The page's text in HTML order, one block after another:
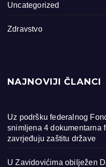
Uncategorized
Zdravstvo
NAJNOVIJI ČLANCI
Uz podršku federalnog
snimljena 4 dokumentarna
zavrjeđuju zaštitu države
U Zavidovićima obilježen